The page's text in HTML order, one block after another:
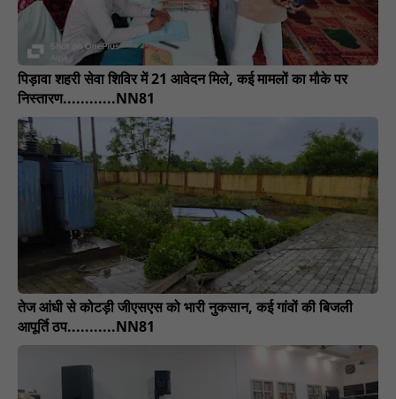
पिड़ावा शहरी सेवा शिविर में 21 आवेदन मिले, कई मामलों का मौके पर
निस्तारण............NN81
तेज आंधी से कोटड़ी जीएसएस को भारी नुकसान, कई गांवों की बिजली
आपूर्ति ठप...........NN81